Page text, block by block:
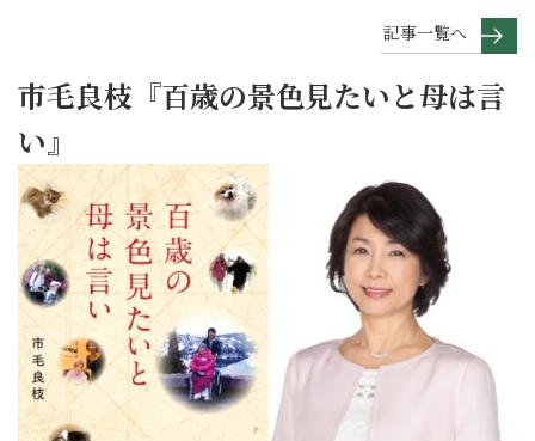
記事一覧へ
市毛良枝『百歳の景色見たいと母は言
い』